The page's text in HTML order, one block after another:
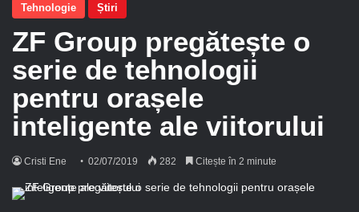
Tehnologie Știri
ZF Group pregătește o
serie de tehnologii
pentru orașele
inteligente ale viitorului
Cristi Ene 02/07/2019 282 Citește în 2 minute